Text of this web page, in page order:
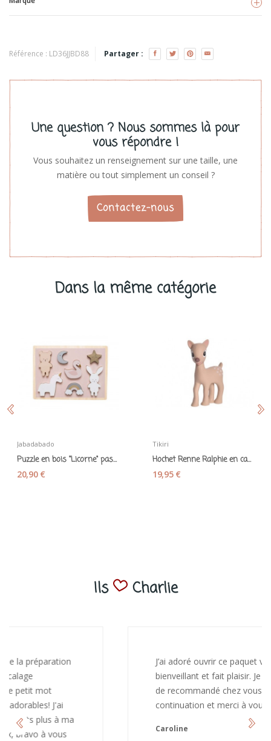
Jaq Jaq Bird
Référence : LD36JJBD88 Partager :
Une question ? Nous sommes là pour
vous répondre !
Vous souhaitez un renseignement sur une taille, une
matière ou tout simplement un conseil ?
Contactez-nous
Dans la même catégorie
Jabadabado
Puzzle en bois "Licorne" pastel
20,90 €
Tikiri
Hochet Renne Ralphie en caoutchouc naturel -...
19,95 €
Ils Charlie
J’ai adoré ouvrir ce paquet votre message est
bienveillant et fait plaisir. Je ne manquerai pas
de recommandé chez vous. Bonne
continuation et merci à vous.